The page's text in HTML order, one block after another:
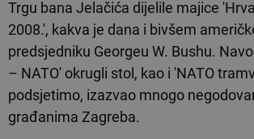
Trgu bana Jelačića dijelile majice
2008.', kakva je dana i bivšem
predsjedniku Georgeu W. Bushu.
– NATO' okrugli stol, kao i 'NATO
podsjetimo, izazvao mnogo
građanima Zagreba.